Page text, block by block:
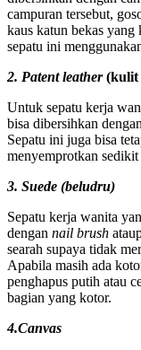
campuran tersebut,
kaus katun bekas
sepatu ini
2. Patent leather(kulit
Untuk sepatu kerja
bisa dibersihkan
Sepatu ini juga bisa
menyemprotkan
3. Suede (beludru)
Sepatu kerja wanita
dengan nail brush
searah supaya tidak
Apabila masih ada
penghapus putih atau
bagian yang kotor.
4.Canvas